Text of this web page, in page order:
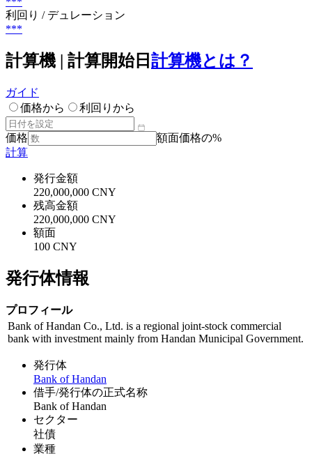
利回り / デュレーション
***
計算機 | 計算開始日 計算機とは？
ガイド
価格から
利回りから
価格
額面価格の%
計算
発行金額
220,000,000 CNY
残高金額
220,000,000 CNY
額面
100 CNY
発行体情報
プロフィール
Bank of Handan Co., Ltd. is a regional joint-stock commercial
bank with investment mainly from Handan Municipal Government.
発行体
Bank of Handan
借手/発行体の正式名称
Bank of Handan
セクター
社債
業種